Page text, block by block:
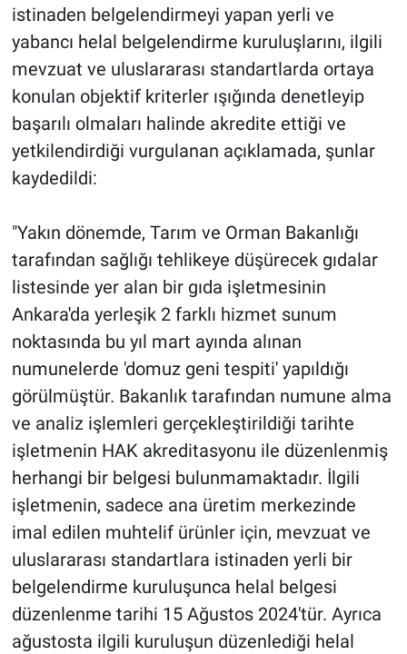
istinaden belgelendirmeyi yapan yerli ve
yabancı helal belgelendirme kuruluşlarını, ilgili
mevzuat ve uluslararası standartlarda ortaya
konulan objektif kriterler ışığında denetleyip
başarılı olmaları halinde akredite ettiği ve
yetkilendirdiği vurgulanan açıklamada, şunlar
kaydedildi:
"Yakın dönemde, Tarım ve Orman Bakanlığı
tarafından sağlığı tehlikeye düşürecek gıdalar
listesinde yer alan bir gıda işletmesinin
Ankara'da yerleşik 2 farklı hizmet sunum
noktasında bu yıl mart ayında alınan
numunelerde 'domuz geni tespiti' yapıldığı
görülmüştür. Bakanlık tarafından numune alma
ve analiz işlemleri gerçekleştirildiği tarihte
işletmenin HAK akreditasyonu ile düzenlenmiş
herhangi bir belgesi bulunmamaktadır. İlgili
işletmenin, sadece ana üretim merkezinde
imal edilen muhtelif ürünler için, mevzuat ve
uluslararası standartlara istinaden yerli bir
belgelendirme kuruluşunca helal belgesi
düzenlenme tarihi 15 Ağustos 2024'tür. Ayrıca
ağustosta ilgili kuruluşun düzenlediği helal
Nedir
Popüler
Sağlık
Spor
Teknoloji
Türkiye'nin Geleceği
Türkiye'nin Gündemi
Yerel Gündem
Yerel Yaşam
Canlı Yayın